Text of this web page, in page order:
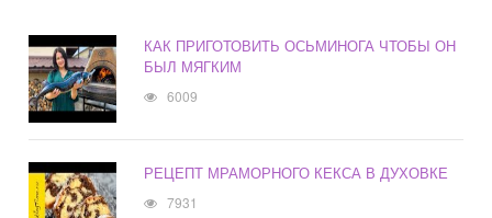
КАК ПРИГОТОВИТЬ ОСЬМИНОГА ЧТОБЫ ОН
БЫЛ МЯГКИМ
6009
РЕЦЕПТ МРАМОРНОГО КЕКСА В ДУХОВКЕ
7931